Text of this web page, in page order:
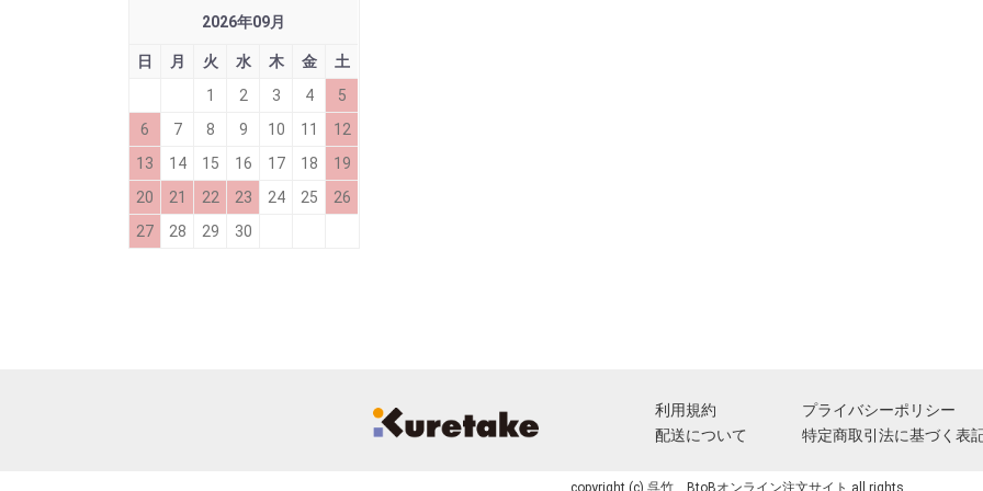
2026年09月
日 月 火 水 木 金
土
1
2 3 4
5
6
7 8 9 10 11
12
13
14 15 16 17 18
19
20
21 22 23 24 25
26
27
28 29 30
利用規約
配送について
プライバシーポリシー
特定商取引法に基づく表
copyright (c) 呉竹 BtoBオンライン注文サイト all rights